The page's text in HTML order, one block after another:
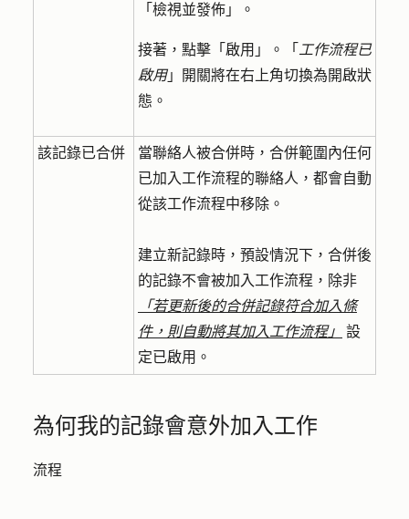
「 檢視並發佈 」。
接著，點擊 「啟用」 。「 工作流程已
啟用」開關將在右上角切換為開啟狀
態。
該記錄已合併
當聯絡人被合併時，合併範圍內任何
已加入工作流程的聯絡人，都會自動
從該工作流程中移除。
建立新記錄時，預設情況下，合併後
的記錄不會被加入工作流程，除非
「若更新後的合併記錄符合加入條
件，則自動將其加入工作流程」
設
定已啟用。
為何我的記錄會意外加入工作
流程